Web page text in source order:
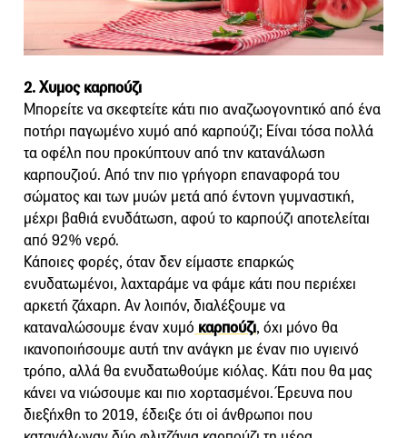
2. Χυμος καρπούζι
Μπορείτε να σκεφτείτε κάτι πιο αναζωογονητικό από ένα
ποτήρι παγωμένο χυμό από καρπούζι; Είναι τόσα πολλά
τα οφέλη που προκύπτουν από την κατανάλωση
καρπουζιού. Από την πιο γρήγορη επαναφορά του
σώματος και των μυών μετά από έντονη γυμναστική,
μέχρι βαθιά ενυδάτωση, αφού το καρπούζι αποτελείται
από 92% νερό.
Κάποιες φορές, όταν δεν είμαστε επαρκώς
ενυδατωμένοι, λαχταράμε να φάμε κάτι που περιέχει
αρκετή ζάχαρη. Αν λοιπόν, διαλέξουμε να
καταναλώσουμε έναν χυμό καρπούζι, όχι μόνο θα
ικανοποιήσουμε αυτή την ανάγκη με έναν πιο υγιεινό
τρόπο, αλλά θα ενυδατωθούμε κιόλας. Κάτι που θα μας
κάνει να νιώσουμε και πιο χορτασμένοι. Έρευνα που
διεξήχθη το 2019, έδειξε ότι oi άνθρωποι που